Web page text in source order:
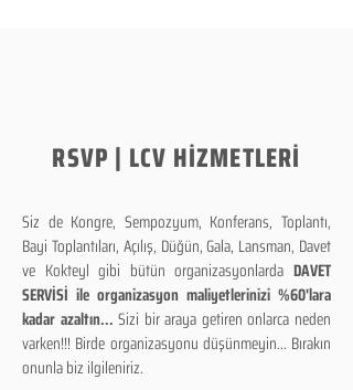
RSVP | LCV HİZMETLERİ
Siz de Kongre, Sempozyum, Konferans, Toplantı,
Bayi Toplantıları, Açılış, Düğün, Gala, Lansman, Davet
ve Kokteyl gibi bütün organizasyonlarda DAVET
SERVİSİ ile organizasyon maliyetlerinizi %60'lara
kadar azaltın...Sizi bir araya getiren onlarca neden
varken!!! Birde organizasyonu düşünmeyin... Bırakın
onunla biz ilgileniriz.